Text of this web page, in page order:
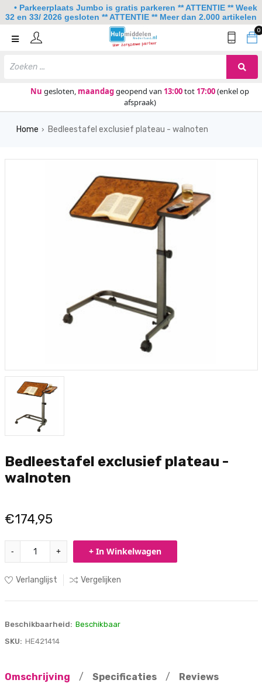
0
Nu gesloten, maandaggeopend van 13:00tot 17:00(enkel op
afspraak)
Home
Keuken
Home › Bedleestafel exclusief plateau - walnoten
Bedleestafel exclusief plateau -
walnoten
€174,95
- + + In Winkelwagen
Verlanglijst Vergelijken
Beschikbaarheid: Beschikbaar
SKU: HE421414
Omschrijving / Specificaties / Reviews
• Parkeerplaats Jumbo is gratis parkeren ** ATTENTIE ** Week
32 en 33/ 2026 gesloten ** ATTENTIE ** Meer dan 2.000 artikelen